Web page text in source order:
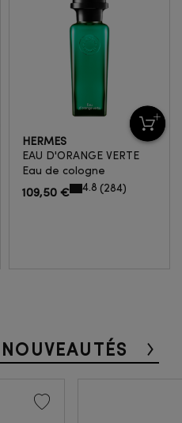
HERMÈS
EAU D'ORANGE VERTE
Eau de cologne
109,50 € 4.8 284